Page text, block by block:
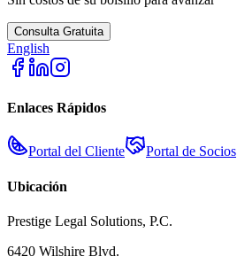
Consulta Gratuita
English
Enlaces Rápidos
Portal del Cliente Portal de Socios
Ubicación
Prestige Legal Solutions, P.C.
6420 Wilshire Blvd.